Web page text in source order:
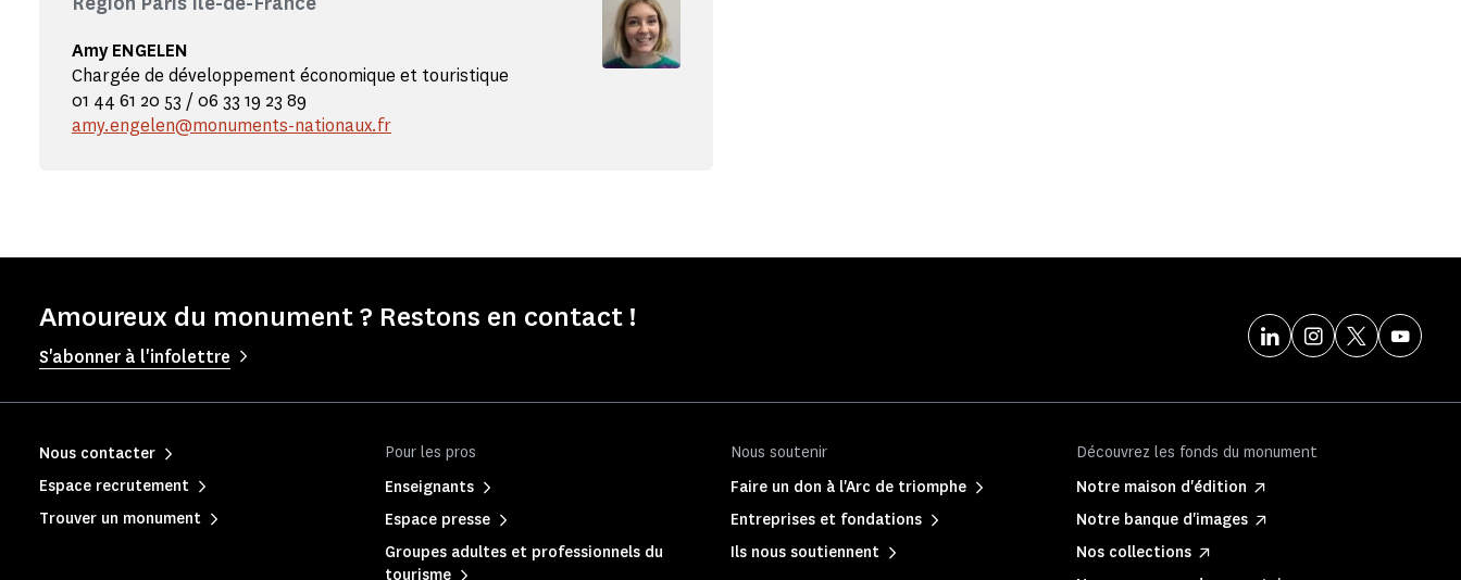
Amy ENGELEN
Chargée de développement économique et touristique
01 44 61 20 53 / 06 33 19 23 89
amy.engelen@monuments-nationaux.fr
Amoureux du monument ? Restons en contact !
S'abonner à l'infolettre
Pour les pros
Enseignants
Espace presse
Groupes adultes et professionnels du
tourisme
Nous soutenir
Faire un don à l'Arc de triomphe
Entreprises et fondations
Ils nous soutiennent
Découvrez les fonds du monument
Notre maison d'édition
Notre banque d'images
Nos collections
Nous contacter
Espace recrutement
Trouver un monument